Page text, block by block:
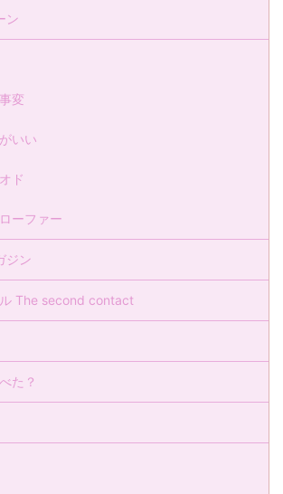
ン
変
いい
ド
ーファー
ジン
The second contact
た？